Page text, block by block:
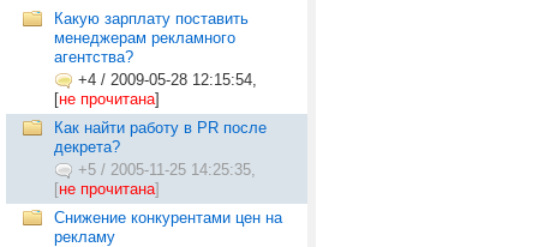
Какую зарплату поставить
менеджерам рекламного
агентства?
+4 / 2009-05-28 12:15:54,
[не прочитана]
Как найти работу в PR после
декрета?
+5 / 2005-11-25 14:25:35,
[не прочитана]
Снижение конкурентами цен на
рекламу